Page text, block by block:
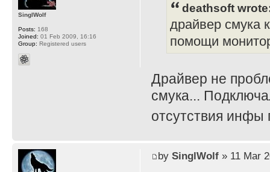
deathsoft
драйвер смука
помощи
Драйвер не
смука...
отсутствия инфы
SinglWolf
Posts: 168
Joined: 01 Feb 2009, 16:16
Group: Registered users
by SinglWolf» 11 Mar